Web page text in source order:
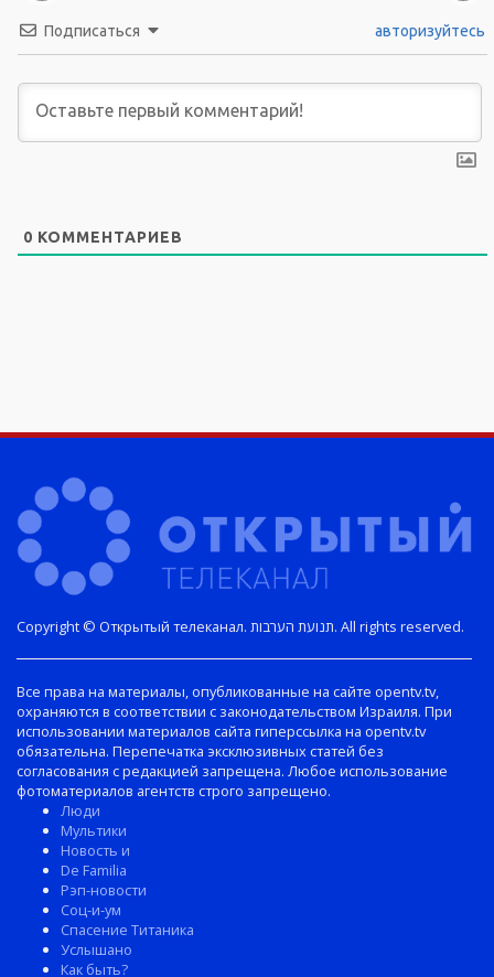
Подписаться авторизуйтесь
0 КОММЕНТАРИЕВ
Copyright © Открытый телеканал. תנועת הערבות. All rights reserved.
Все права на материалы, опубликованные на сайте opentv.tv,
охраняются в соответствии с законодательством Израиля. При
использовании материалов сайта гиперссылка на opentv.tv
обязательна. Перепечатка эксклюзивных статей без
согласования с редакцией запрещена. Любое использование
фотоматериалов агентств строго запрещено.
Люди
Мультики
Новость и
De Familia
Рэп-новости
Соц-и-ум
Спасение Титаника
Услышано
Как быть?